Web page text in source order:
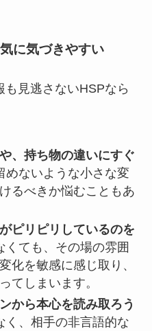
に気づきやすい
見逃さないHSPなら
、持ち物の違いにすぐ
めないような小さな変
るべきか悩むこともあ
ピリピリしているのを
くても、その場の雰囲
化を敏感に感じ取り、
てしまいます。
から本心を読み取ろう
く、相手の非言語的な